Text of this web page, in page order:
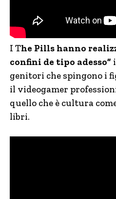
I The Pills hanno
confini de tipo adesso”
genitori che spingono i
il videogamer
quello che è cultura
libri.